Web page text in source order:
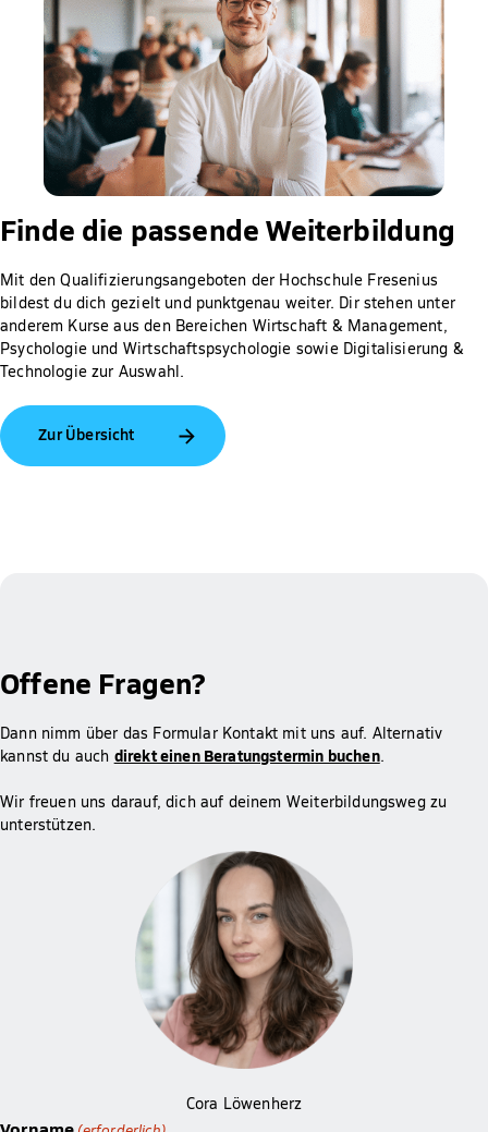
Finde die passende Weiterbildung
Mit den Qualifizierungsangeboten der Hochschule Fresenius
bildest du dich gezielt und punktgenau weiter. Dir stehen unter
anderem Kurse aus den Bereichen Wirtschaft & Management,
Psychologie und Wirtschaftspsychologie sowie Digitalisierung &
Technologie zur Auswahl.
Zur Übersicht
Offene Fragen?
Dann nimm über das Formular Kontakt mit uns auf. Alternativ
kannst du auch direkt einen Beratungstermin buchen.
Wir freuen uns darauf, dich auf deinem Weiterbildungsweg zu
unterstützen.
Cora Löwenherz